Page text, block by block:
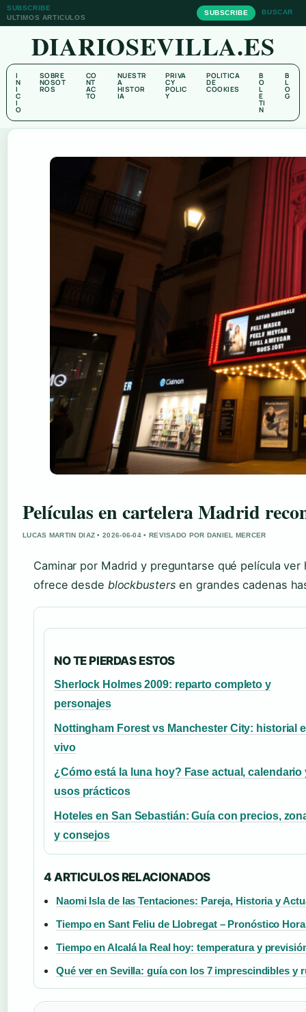
SUBSCRIBE
ULTIMOS ARTICULOS
SUBSCRIBE BUSCAR
DIARIOSEVILLA.ES
I
N
I
C
I
O
SOBRE
NOSOT
ROS
CO
NT
AC
TO
NUESTR
A
HISTOR
IA
PRIVA
CY
POLIC
Y
POLITICA
DE
COOKIES
B
O
L
E
TI
N
B
L
O
G
Películas en cartelera Madrid
LUCAS MARTIN DIAZ • 2026-06-04 • REVISADO POR DANIEL MERCER
Caminar por Madrid y preguntarse qué película
ofrece desde blockbusters en grandes cadenas
NO TE PIERDAS ESTOS
Sherlock Holmes 2009: reparto completo y
personajes
Nottingham Forest vs Manchester City: historial
vivo
¿Cómo está la luna hoy? Fase actual, calendario
usos prácticos
Hoteles en San Sebastián: Guía con precios,
y consejos
4 ARTICULOS RELACIONADOS
Naomi Isla de las Tentaciones: Pareja, Historia y
Tiempo en Sant Feliu de Llobregat – Pronóstico
Tiempo en Alcalá la Real hoy: temperatura y
Qué ver en Sevilla: guía con los 7 imprescindibles y